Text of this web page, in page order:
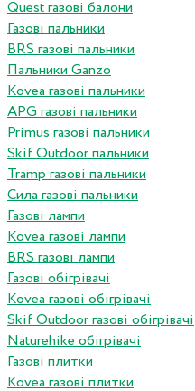
Quest газові балони
Газові пальники
BRS газові пальники
Пальники Ganzo
Kovea газові пальники
APG газові пальники
Primus газові пальники
Skif Outdoor пальники
Tramp газові пальники
Сила газові пальники
Газові лампи
Kovea газові лампи
BRS газові лампи
Газові обігрівачі
Kovea газові обігрівачі
Skif Outdoor газові обігрівачі
Naturehike обігрівачі
Газові плитки
Kovea газові плитки